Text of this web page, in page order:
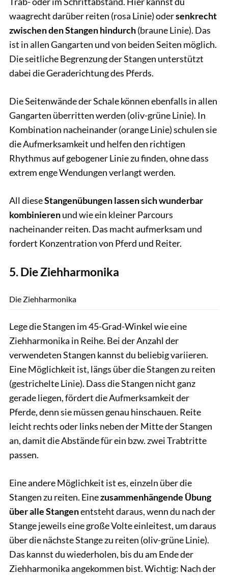
waagrecht darüber reiten (rosa Linie) odersenkrecht
zwischen den Stangen hindurch(braune Linie). Das
ist in allen Gangarten und von beiden Seiten möglich.
Die seitliche Begrenzung der Stangen unterstützt
dabei die Geraderichtung des Pferds.
Die Seitenwände der Schale können ebenfalls in allen
Gangarten überritten werden (oliv-grüne Linie). In
Kombination nacheinander (orange Linie) schulen sie
die Aufmerksamkeit und helfen den richtigen
Rhythmus auf gebogener Linie zu finden, ohne dass
extrem enge Wendungen verlangt werden.
All dieseStangenübungen lassen sich wunderbar
kombinierenund wie ein kleiner Parcours
nacheinander reiten. Das macht aufmerksam und
fordert Konzentration von Pferd und Reiter.
5. Die Ziehharmonika
Die Ziehharmonika
Lege die Stangen im 45-Grad-Winkel wie eine
Ziehharmonika in Reihe. Bei der Anzahl der
verwendeten Stangen kannst du beliebig variieren.
Eine Möglichkeit ist, längs über die Stangen zu reiten
(gestrichelte Linie). Dass die Stangen nicht ganz
gerade liegen, fördert die Aufmerksamkeit der
Pferde, denn sie müssen genau hinschauen. Reite
leicht rechts oder links neben der Mitte der Stangen
an, damit die Abstände für ein bzw. zwei Trabtritte
passen.
Eine andere Möglichkeit ist es, einzeln über die
Stangen zu reiten. Einezusammenhängende Übung
über alle Stangenentsteht daraus, wenn du nach der
Stange jeweils eine große Volte einleitest, um daraus
über die nächste Stange zu reiten (oliv-grüne Linie).
Das kannst du wiederholen, bis du am Ende der
Ziehharmonika angekommen bist. Wichtig: Nach der